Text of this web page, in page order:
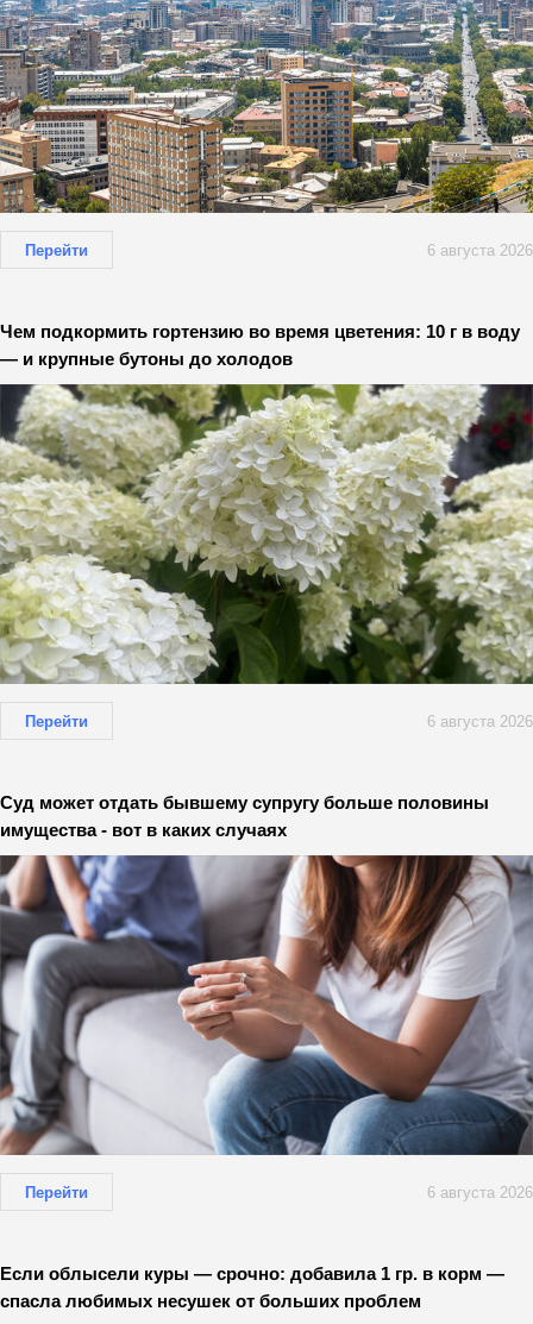
Перейти 6 августа 2026
Чем подкормить гортензию во время цветения: 10 г в воду
— и крупные бутоны до холодов
Перейти 6 августа 2026
Суд может отдать бывшему супругу больше половины
имущества - вот в каких случаях
Перейти 6 августа 2026
Если облысели куры — срочно: добавила 1 гр. в корм —
спасла любимых несушек от больших проблем